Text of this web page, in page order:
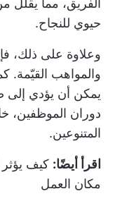
الفريق، مما يقلل
حيوي للنجاح.
وعلاوة على ذلك،
والمواهب القيّمة.
يمكن أن يؤدي إلى
دوران الموظفين،
المتنوعين.
اقرأ أيضًا: كيف
مكان العمل